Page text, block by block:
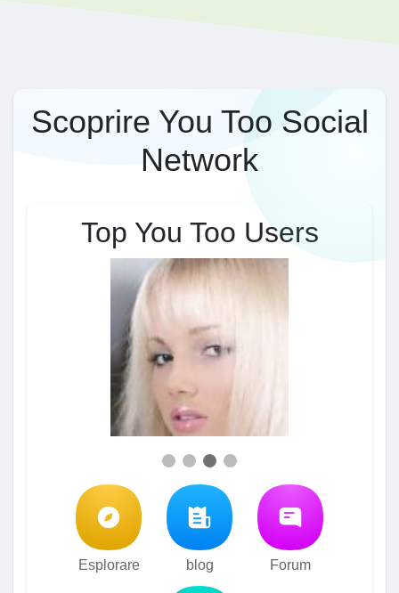
Scoprire You Too Social
Network
Top You Too Users
Esplorare blog Forum